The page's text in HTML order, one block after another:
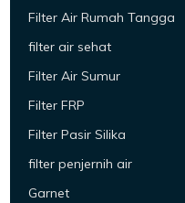
Filter Air Rumah Tangga
filter air sehat
Filter Air Sumur
Filter FRP
Filter Pasir Silika
filter penjernih air
Garnet